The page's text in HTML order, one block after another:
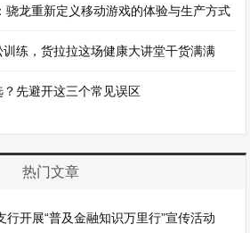
骁龙重新定义移动游戏的体验与生产方式
练，货拉拉这场健康大讲堂干货满满
先避开这三个常见误区
热门文章
行开展“普及金融知识万里行”宣传活动